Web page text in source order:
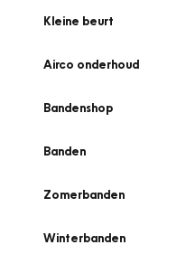
Kleine beurt
Airco onderhoud
Bandenshop
Banden
Zomerbanden
Winterbanden